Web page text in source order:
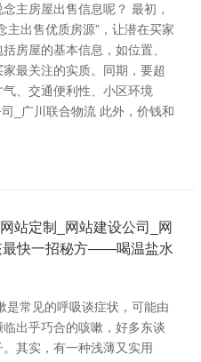
主房屋出售信息呢？ 最初，
主出售优质房源”，让潜在买家
房屋的基本信息，如位置、
最关注的实质。同期，要超
、交通便利性、小区环境
_广川联合物流 此外，价钱和
站定制_网站建设公司_网
最快一招秘方——喝温盐水
是常见的呼吸谈症状，可能由
出乎巧合的咳嗽，好多东谈
其实，有一种浅薄又实用